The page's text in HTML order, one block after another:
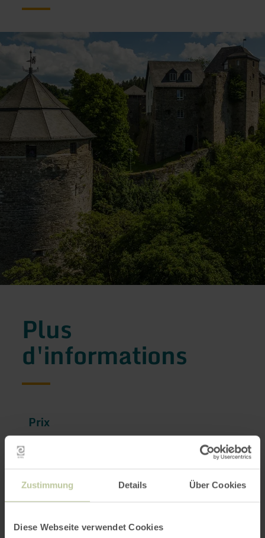
Zustimmung Details Über Cookies
Diese Webseite verwendet Cookies
Plus
d'informations
Prix
Demander un devis